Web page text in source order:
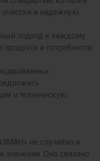
очистки и надежную
подход к каждому
продукта и потребности
и техническую
не случайно и
значение. Оно связано